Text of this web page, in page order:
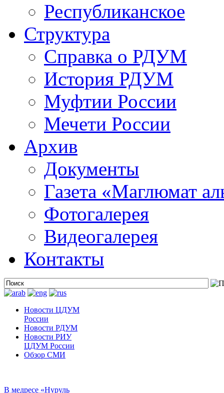
Республиканское
Структура
Справка о РДУМ
История РДУМ
Муфтии России
Мечети России
Архив
Документы
Газета «Маглюмат
Фотогалерея
Видеогалерея
Контакты
Новости ЦДУМ
России
Новости РДУМ
Новости РИУ
ЦДУМ России
Обзор СМИ
В медресе «Нуруль